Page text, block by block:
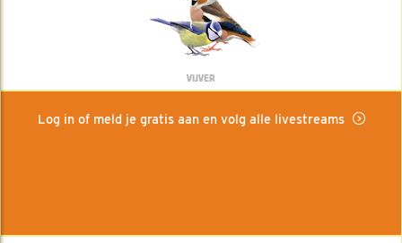
VIJVER
Log in of meld je gratis aan en volg alle livestreams